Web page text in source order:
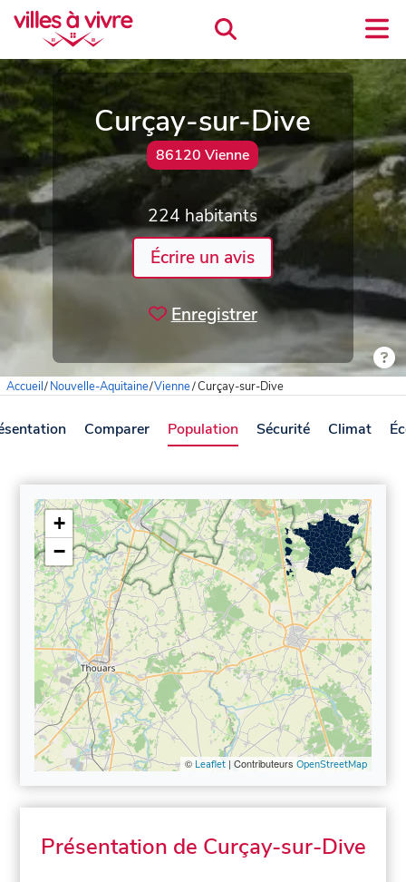
Curçay-sur-Dive
86120 Vienne
224 habitants
Écrire un avis
Enregistrer
Accueil/Nouvelle-Aquitaine/Vienne/Curçay-sur-Dive
Comparer Population Sécurité Climat
+
−
© Leaflet| Contributeurs OpenStreetMap
Présentation de Curçay-sur-Dive